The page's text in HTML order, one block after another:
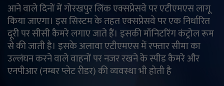
आने वाले दिनों में गोरखपुर लिंक एक्सप्रेसवे पर एटीएमएस लागू
किया जाएगा। इस सिस्टम के तहत एक्सप्रेसवे पर एक निर्धारित
दूरी पर सीसी कैमरे लगाए जाते हैं। इसकी मॉनिटरिंग कंट्रोल रूम
से की जाती है। इसके अलावा एटीएमएस में रफ्तार सीमा का
उल्लंघन करने वाले वाहनों पर नजर रखने के स्पीड कैमरे और
एनपीआर (नम्बर प्लेट रीडर) की व्यवस्था भी होती है